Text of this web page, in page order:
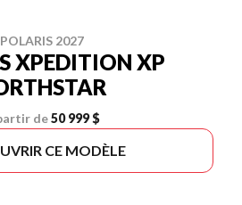
POLARIS 2027
XPEDITION XP
de50 999 $
CE MODÈLE